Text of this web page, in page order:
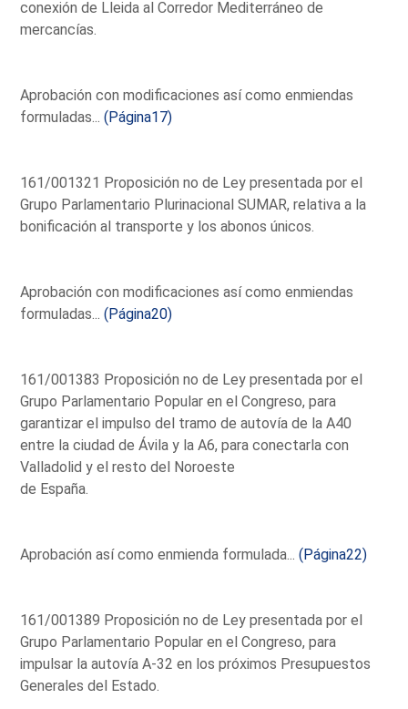
conexión de Lleida al Corredor Mediterráneo de
mercancías.
Aprobación con modificaciones así como enmiendas
formuladas...(Página17)
161/001321 Proposición no de Ley presentada por el
Grupo Parlamentario Plurinacional SUMAR, relativa a la
bonificación al transporte y los abonos únicos.
Aprobación con modificaciones así como enmiendas
formuladas...(Página20)
161/001383 Proposición no de Ley presentada por el
Grupo Parlamentario Popular en el Congreso, para
garantizar el impulso del tramo de autovía de la A40
entre la ciudad de Ávila y la A6, para conectarla con
Valladolid y el resto del Noroeste
de España.
Aprobación así como enmienda formulada...(Página22)
161/001389 Proposición no de Ley presentada por el
Grupo Parlamentario Popular en el Congreso, para
impulsar la autovía A-32 en los próximos Presupuestos
Generales del Estado.